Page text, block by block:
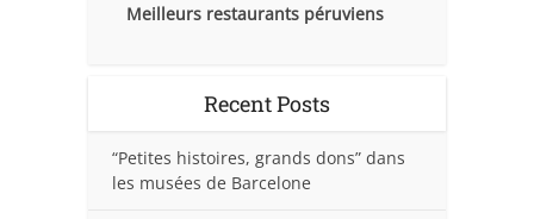
Meilleurs restaurants péruviens
Recent Posts
“Petites histoires, grands dons” dans
les musées de Barcelone